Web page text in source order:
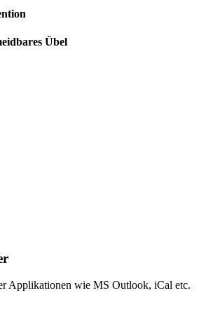
Übel
Applikationen wie MS Outlook, iCal etc.